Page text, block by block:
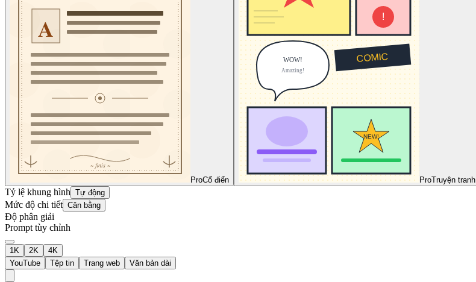
ProCổ điển ProTruyện tranh
Tỷ lệ khung hình Tự động
Mức độ chi tiết Cân bằng
Độ phân giải
Prompt tùy chỉnh
1K 2K
4K
YouTube
Tệp tin Trang web Văn bản dài